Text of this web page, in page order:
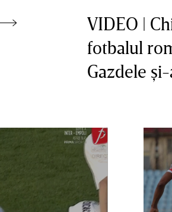
VIDEO |
fotbalul
Gazdele